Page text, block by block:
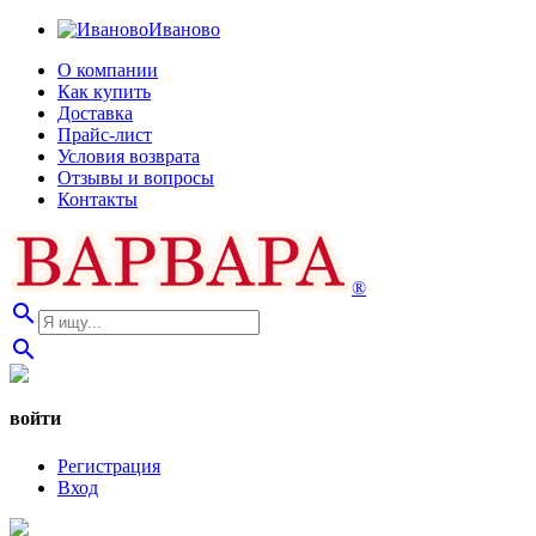
Иваново
О компании
Как купить
Доставка
Прайс-лист
Условия возврата
Отзывы и вопросы
Контакты
®
search
search
войти
Регистрация
Вход